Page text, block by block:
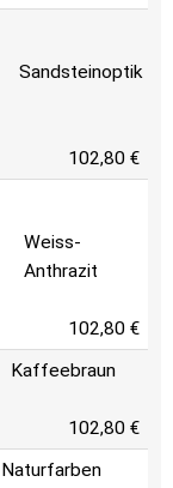
Sandsteinoptik
102,80 €
Weiss-
Anthrazit
102,80 €
Kaffeebraun
102,80 €
Naturfarben